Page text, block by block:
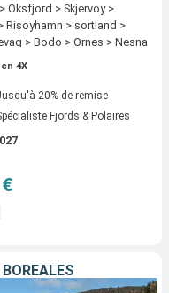
Oksfjord > Skjervoy >
Risoyhamn > sortland >
> Bodo > Ornes > Nesna
> Rorvik >
> Bergen > Trondheim >
> Torvik > Maloy > Floro >
> Oksfjord > Skjervoy
> sortland > Stokmarknes >
(passagem circulo polar) >
> Kristiansund >
4X
20% de remise
Fjords & Polaires